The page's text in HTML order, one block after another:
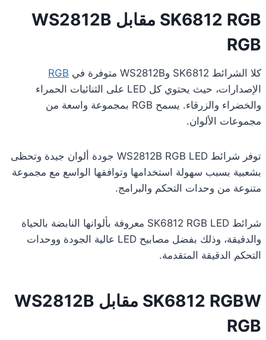
SK6812 RGB مقابل WS2812B
RGB
كلا الشرائط SK6812 وWS2812B متوفرة في
RGB
الإصدارات، حيث يحتوي كل LED على الثنائيات الحمراء
والخضراء والزرقاء. يسمح RGB بمجموعة واسعة من
مجموعات الألوان.
توفر شرائط WS2812B RGB LED جودة ألوان جيدة وتحظى
بشعبية بسبب سهولة استخدامها وتوافقها الواسع مع مجموعة
متنوعة من وحدات التحكم والبرامج.
شرائط SK6812 RGB LED معروفة بألوانها النابضة بالحياة
والدقيقة، وذلك بفضل مصابيح LED عالية الجودة ووحدات
التحكم الدقيقة المتقدمة.
SK6812 RGBW مقابل WS2812B
RGB